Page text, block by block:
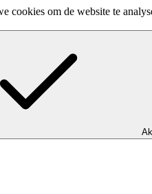
cookies om de website te